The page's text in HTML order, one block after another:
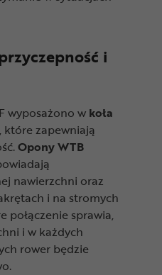
i
wyposażono w koła
, które zapewniają
Opony WTB
nawierzchni oraz
i na stromych
połączenie sprawia,
i w każdych
rower będzie